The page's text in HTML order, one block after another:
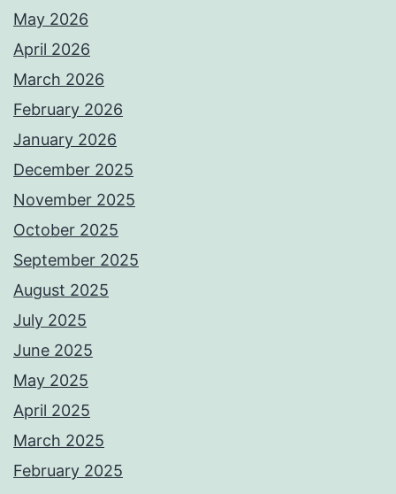
May 2026
April 2026
March 2026
February 2026
January 2026
December 2025
November 2025
October 2025
September 2025
August 2025
July 2025
June 2025
May 2025
April 2025
March 2025
February 2025